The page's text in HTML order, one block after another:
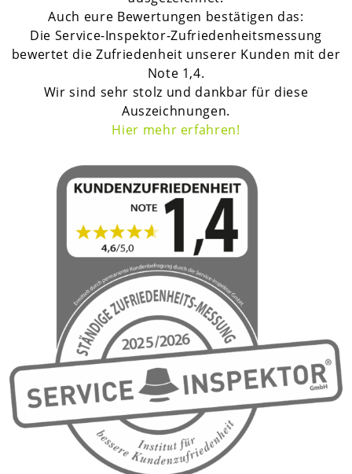
Auch eure Bewertungen bestätigen das:
Die Service-Inspektor-Zufriedenheitsmessung
bewertet die Zufriedenheit unserer Kunden mit der
Note 1,4.
Wir sind sehr stolz und dankbar für diese
Auszeichnungen.
Hier mehr erfahren!